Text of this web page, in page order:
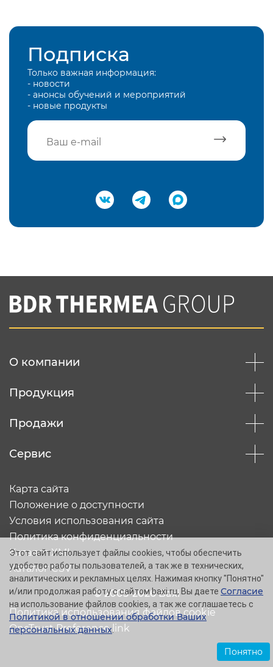
Подписка
Только важная информация:
- новости
- анонсы обучений и мероприятий
- новые продукты
Подтвердить e-mail
Вы соглашаетесь с нашей политикой
конфеденциальности
О компании
Продукция
Продажи
Сервис
© 2005-2026 Baxi
Карта сайта
Положение о доступности
Условия использования сайта
Политика конфиденциальности
Каталог XML
Каталог CSV
Политика использования файлов cookie
OneTrust Preference link
Этот сайт использует файлы cookies, чтобы обеспечить
удобство работы пользователей, а так же в технических,
аналитических и рекламных целях. Нажимая кнопку "Понятно"
и/или продолжая работу с сайтом baxi.ru, Вы даете Согласие
на использование файлов cookies, а так же соглашаетесь с
Политикой в отношении обработки Ваших
персональных данных.
Понятно